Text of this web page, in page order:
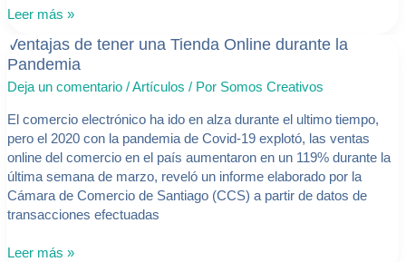
Leer más »
Ventajas de tener una Tienda Online durante la
Pandemia
Deja un comentario /Artículos / Por Somos Creativos
El comercio electrónico ha ido en alza durante el ultimo tiempo,
pero el 2020 con la pandemia de Covid-19 explotó, las ventas
online del comercio en el país aumentaron en un 119% durante la
última semana de marzo, reveló un informe elaborado por la
Cámara de Comercio de Santiago (CCS) a partir de datos de
transacciones efectuadas
Ventajas
de
tener
Tienda
Online
durante
la
Pandemia
Leer más »